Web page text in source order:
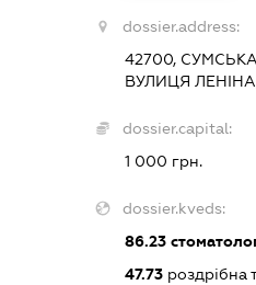
dossier.address:
42700,
ВУЛИЦЯ ЛЕНІНА,
dossier.capital:
1 000 грн.
dossier.kveds:
86.23
47.73роздрібна